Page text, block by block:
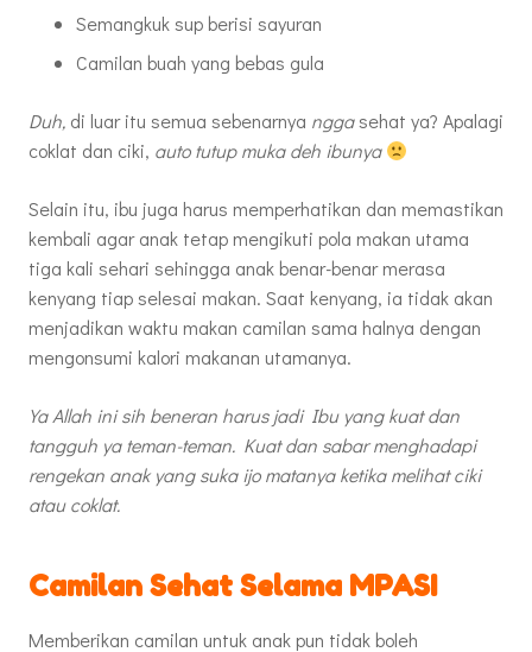
Semangkuk sup berisi sayuran
Camilan buah yang bebas gula
Duh, di luar itu semua sebenarnya nggasehat ya? Apalagi
coklat dan ciki, auto tutup muka deh ibunya
Selain itu, ibu juga harus memperhatikan dan memastikan
kembali agar anak tetap mengikuti pola makan utama
tiga kali sehari sehingga anak benar-benar merasa
kenyang tiap selesai makan. Saat kenyang, ia tidak akan
menjadikan waktu makan camilan sama halnya dengan
mengonsumi kalori makanan utamanya.
Ya Allah ini sih beneran harus jadi Ibu yang kuat dan
tangguh ya teman-teman. Kuat dan sabar menghadapi
rengekan anak yang suka ijo matanya ketika melihat ciki
atau coklat.
Camilan Sehat Selama MPASI
Memberikan camilan untuk anak pun tidak boleh